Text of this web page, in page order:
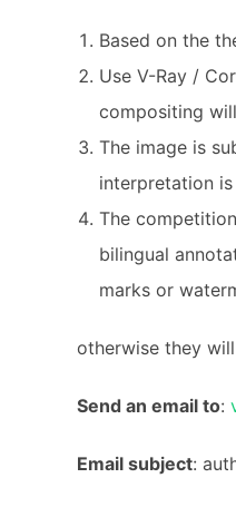
Based on the
Use V-Ray /
compositing
The image is
interpretation
The
bilingual
marks or
otherwise they
Send an email to:
Email subject: